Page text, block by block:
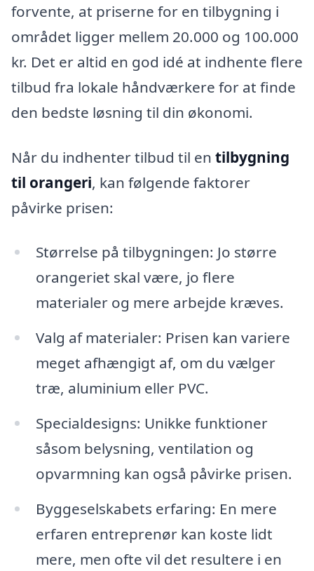
forvente, at priserne for en tilbygning i
området ligger mellem 20.000 og 100.000
kr. Det er altid en god idé at indhente flere
tilbud fra lokale håndværkere for at finde
den bedste løsning til din økonomi.
Når du indhenter tilbud til en tilbygning
til orangeri, kan følgende faktorer
påvirke prisen:
Størrelse på tilbygningen: Jo større
orangeriet skal være, jo flere
materialer og mere arbejde kræves.
Valg af materialer: Prisen kan variere
meget afhængigt af, om du vælger
træ, aluminium eller PVC.
Specialdesigns: Unikke funktioner
såsom belysning, ventilation og
opvarmning kan også påvirke prisen.
Byggeselskabets erfaring: En mere
erfaren entreprenør kan koste lidt
mere, men ofte vil det resultere i en